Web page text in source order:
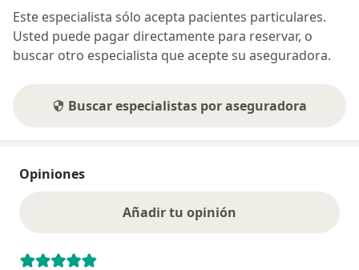
Este especialista sólo acepta pacientes particulares.
Usted puede pagar directamente para reservar, o
buscar otro especialista que acepte su aseguradora.
Buscar especialistas por aseguradora
Opiniones
Añadir tu opinión